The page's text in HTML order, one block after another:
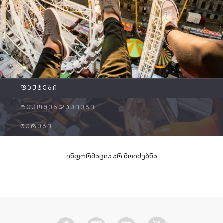
FAQ
კონტაქტი
ᲤᲐᲥᲢᲔᲑᲘ
ᲠᲔᲙᲝᲛᲔᲜᲓᲐᲪᲘᲔᲑᲘ
ᲢᲣᲠᲔᲑᲘ
ინფორმაცია არ მოიძებნა